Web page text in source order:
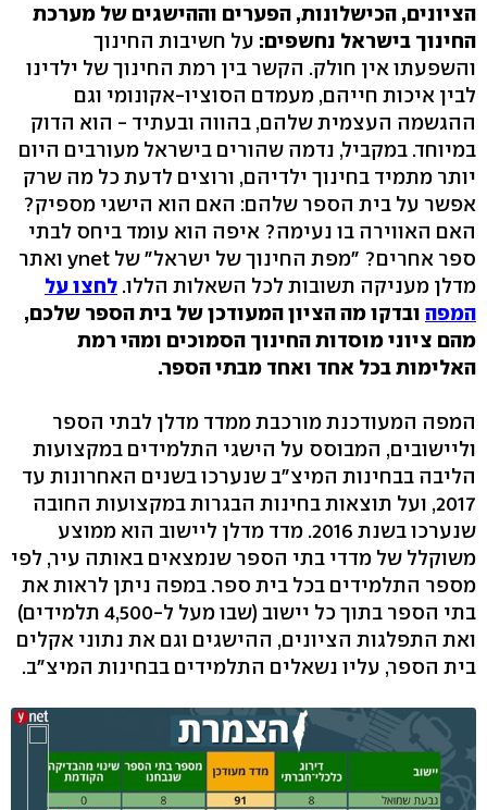
הציונים, הכישלונות, הפערים וההישגים של מערכת
החינוך בישראל נחשפים: על חשיבות החינוך
והשפעתו אין חולק. הקשר בין רמת החינוך של ילדינו
לבין איכות חייהם, מעמדם הסוציו-אקונומי וגם
ההגשמה העצמית שלהם, בהווה ובעתיד - הוא הדוק
במיוחד. במקביל, נדמה שהורים בישראל מעורבים היום
יותר מתמיד בחינוך ילדיהם, ורוצים לדעת כל מה שרק
אפשר על בית הספר שלהם: האם הוא הישגי מספיק?
האם האווירה בו נעימה? איפה הוא עומד ביחס לבתי
ספר אחרים? "מפת החינוך של ישראל" של ynet ואתר
מדלן מעניקה תשובות לכל השאלות הללו. לחצו על
המפה ובדקו מה הציון המעודכן של בית הספר שלכם,
מהם ציוני מוסדות החינוך הסמוכים ומהי רמת
האלימות בכל אחד ואחד מבתי הספר.
המפה המעודכנת מורכבת ממדד מדלן לבתי הספר
וליישובים, המבוסס על הישגי התלמידים במקצועות
הליבה בבחינות המיצ"ב שנערכו בשנים האחרונות עד
2017, ועל תוצאות בחינות הבגרות במקצועות החובה
שנערכו בשנת 2016. מדד מדלן ליישוב הוא ממוצע
משוקלל של מדדי בתי הספר שנמצאים באותה עיר, לפי
מספר התלמידים בכל בית ספר. במפה ניתן לראות את
בתי הספר בתוך כל יישוב (שבו מעל ל-4,500 תלמידים)
ואת התפלגות הציונים, ההישגים וגם את נתוני אקלים
בית הספר, עליו נשאלים התלמידים בבחינות המיצ"ב.